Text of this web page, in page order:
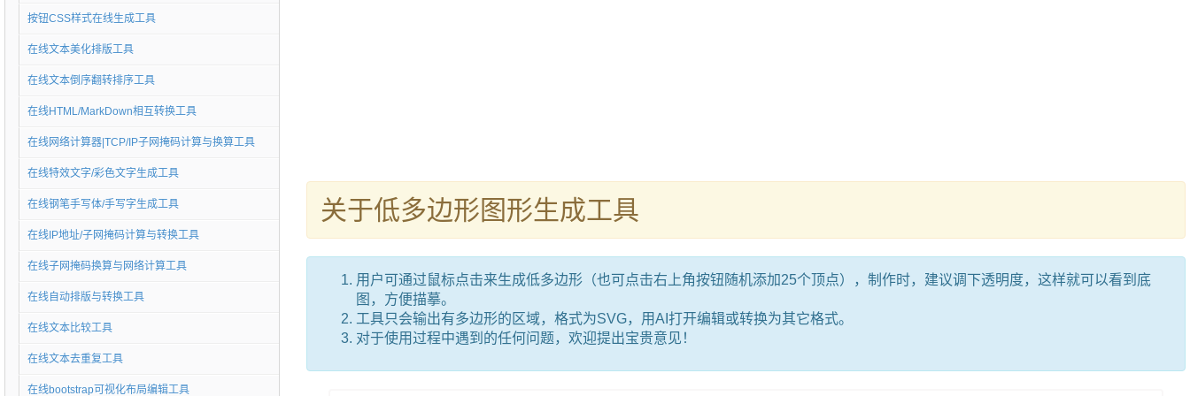
按钮CSS样式在线生成工具
在线文本美化排版工具
在线文本倒序翻转排序工具
在线HTML/MarkDown相互转换工具
在线网络计算器|TCP/IP子网掩码计算与换算工具
在线特效文字/彩色文字生成工具
在线钢笔手写体/手写字生成工具
在线IP地址/子网掩码计算与转换工具
在线子网掩码换算与网络计算工具
在线自动排版与转换工具
在线文本比较工具
在线文本去重复工具
在线bootstrap可视化布局编辑工具
关于低多边形图形生成工具
用户可通过鼠标点击来生成低多边形（也可点击右上角按钮随机添加25个顶点），制作时，建议调下透明度，这样就可以看到底
图，方便描摹。
工具只会输出有多边形的区域，格式为SVG，用AI打开编辑或转换为其它格式。
对于使用过程中遇到的任何问题，欢迎提出宝贵意见！